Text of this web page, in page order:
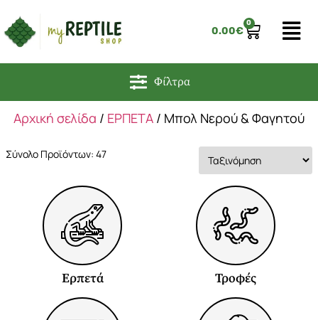
0.00€
0
Αρχική σελίδα / ΕΡΠΕΤΑ / Μπολ Νερού & Φαγητού
Σύνολο Προϊόντων: 47
Ερπετά Τροφές
Φίλτρα